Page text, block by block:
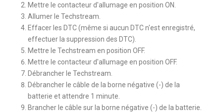
Mettre le contacteur d'allumage en position ON.
Allumer le Techstream.
Effacer les DTC (même si aucun DTC n'est enregistré,
effectuer la suppression des DTC).
Mettre le Techstream en position OFF.
Mettre le contacteur d'allumage en position OFF.
Débrancher le Techstream.
Débrancher le câble de la borne négative (-) de la
batterie et attendre 1 minute.
Brancher le câble sur la borne négative (-) de la batterie.